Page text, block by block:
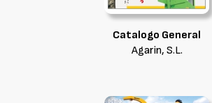
Catalogo General
Agarin, S.L.